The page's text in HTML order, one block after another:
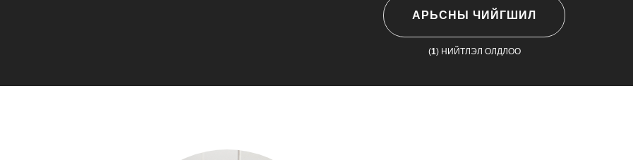
АРЬСНЫ ЧИЙГШИЛ
(1) НИЙТЛЭЛ ОЛДЛОО